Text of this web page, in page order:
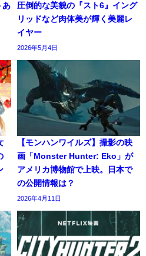
あ
圧倒的な美貌の『スト6』イング
リッドなど肉体美が輝く美麗レ
イヤー
2026年5月4日
【モンハンワイルズ】撮影の映
画「Monster Hunter: Eko」が
アメリカ博物館で上映。日本で
の公開情報は？
2026年4月11日